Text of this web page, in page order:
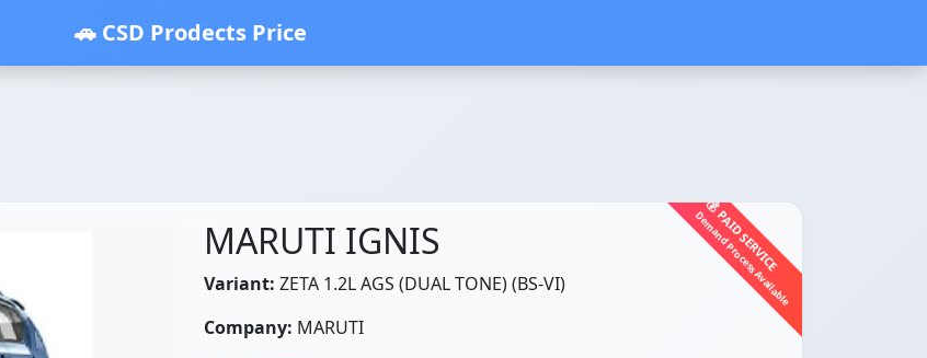
🚗 CSD Prodects Price
💰 PAID SERVICE
Demand Process Available
MARUTI IGNIS
Variant: ZETA 1.2L AGS (DUAL TONE) (BS-VI)
Company: MARUTI